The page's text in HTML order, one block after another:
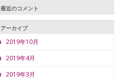
最近のコメント
アーカイブ
2019年10月
2019年4月
2019年3月